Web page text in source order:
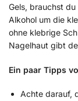
Gels, brauchst
Alkohol um die
ohne klebrige
Nagelhaut gibt
Ein paar Tipps
Achte darauf,